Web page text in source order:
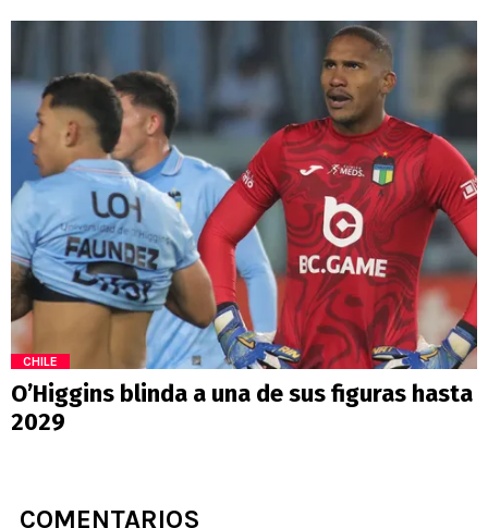
CHILE
O’Higgins blinda a una de sus figuras hasta
2029
COMENTARIOS